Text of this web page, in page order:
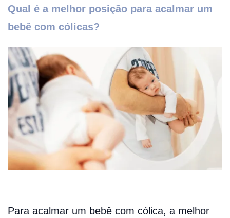
Qual é a melhor posição para acalmar um
bebê com cólicas?
Para acalmar um bebê com cólica, a melhor